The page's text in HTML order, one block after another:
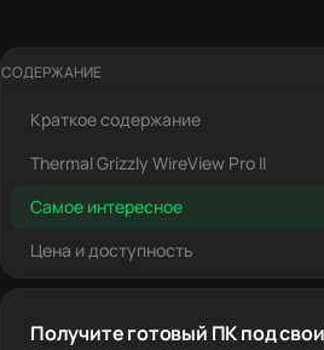
СОДЕРЖАНИЕ
Краткое содержание
Thermal Grizzly WireView Pro II
Самое интересное
Цена и доступность
Получите готовый ПК под